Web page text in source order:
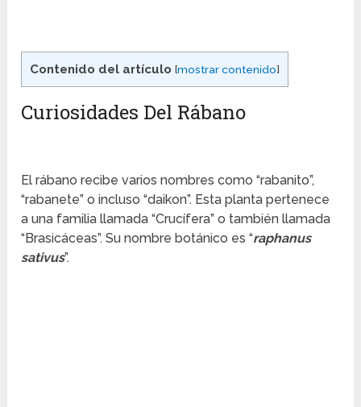
Contenido del artículo [mostrar contenido]
Curiosidades Del Rábano
El rábano recibe varios nombres como “rabanito”,
“rabanete” o incluso “daikon”. Esta planta pertenece
a una familia llamada “Crucífera” o también llamada
“Brasicáceas”. Su nombre botánico es “raphanus
sativus”.